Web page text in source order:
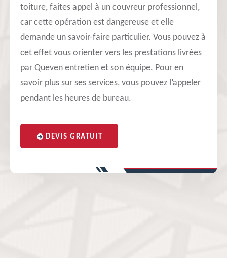
toiture, faites appel à un couvreur professionnel,
car cette opération est dangereuse et elle
demande un savoir-faire particulier. Vous pouvez à
cet effet vous orienter vers les prestations livrées
par Queven entretien et son équipe. Pour en
savoir plus sur ses services, vous pouvez l’appeler
pendant les heures de bureau.
DEVIS GRATUIT